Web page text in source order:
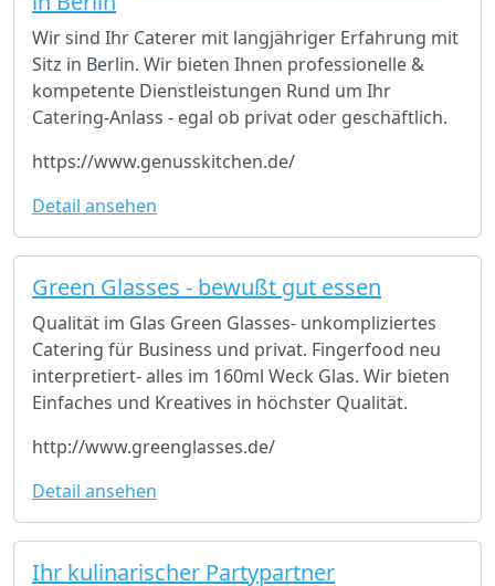
Wir sind Ihr Caterer mit langjähriger Erfahrung mit
Sitz in Berlin. Wir bieten Ihnen professionelle &
kompetente Dienstleistungen Rund um Ihr
Catering-Anlass - egal ob privat oder geschäftlich.
https://www.genusskitchen.de/
Detail ansehen
Green Glasses - bewußt gut essen
Qualität im Glas Green Glasses- unkompliziertes
Catering für Business und privat. Fingerfood neu
interpretiert- alles im 160ml Weck Glas. Wir bieten
Einfaches und Kreatives in höchster Qualität.
http://www.greenglasses.de/
Detail ansehen
Ihr kulinarischer Partypartner